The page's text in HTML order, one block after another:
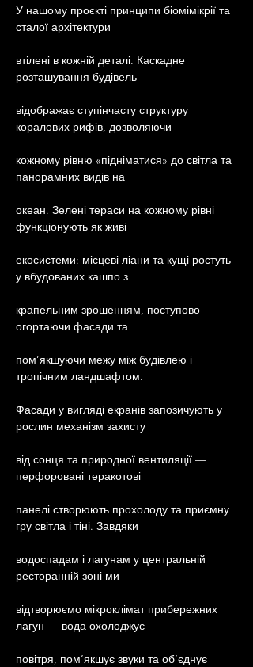
У нашому проєкті принципи біомімікрії та
сталої архітектури
втілені в кожній деталі. Каскадне
розташування будівель
відображає ступінчасту структуру
коралових рифів, дозволяючи
кожному рівню «підніматися» до світла та
панорамних видів на
океан. Зелені тераси на кожному рівні
функціонують як живі
екосистеми: місцеві ліани та кущі ростуть
у вбудованих кашпо з
крапельним зрошенням, поступово
огортаючи фасади та
пом’якшуючи межу між будівлею і
тропічним ландшафтом.
Фасади у вигляді екранів запозичують у
рослин механізм захисту
від сонця та природної вентиляції —
перфоровані теракотові
панелі створюють прохолоду та приємну
гру світла і тіні. Завдяки
водоспадам і лагунам у центральній
ресторанній зоні ми
відтворюємо мікроклімат прибережних
лагун — вода охолоджує
повітря, пом’якшує звуки та об’єднує